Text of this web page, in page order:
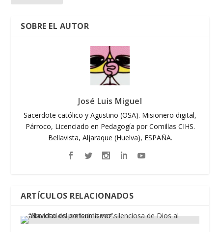
SOBRE EL AUTOR
José Luis Miguel
Sacerdote católico y Agustino (OSA). Misionero digital,
Párroco, Licenciado en Pedagogía por Comillas CIHS.
Bellavista, Aljaraque (Huelva), ESPAÑA.
ARTÍCULOS RELACIONADOS